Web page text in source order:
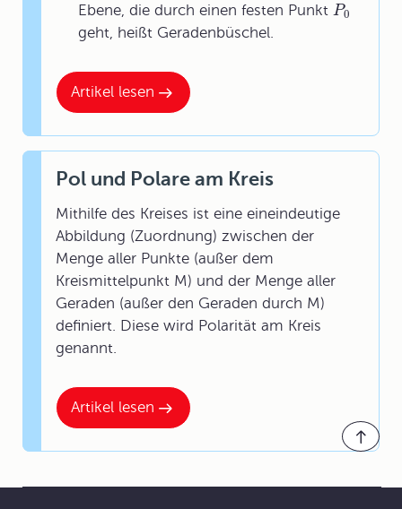
Artikel lesen
Ebene, die durch einen festen Punkt P0
geht, heißt Geradenbüschel.
Artikel lesen
Pol und Polare am Kreis
Mithilfe des Kreises ist eine eineindeutige
Abbildung (Zuordnung) zwischen der
Menge aller Punkte (außer dem
Kreismittelpunkt M) und der Menge aller
Geraden (außer den Geraden durch M)
definiert. Diese wird Polarität am Kreis
genannt.